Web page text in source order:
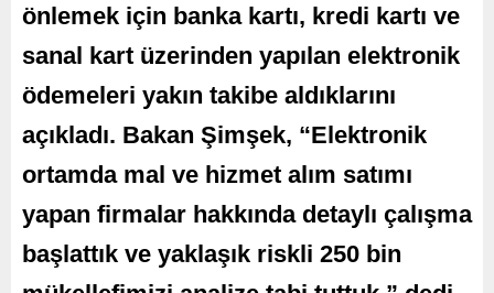
önlemek için banka kartı, kredi kartı ve
sanal kart üzerinden yapılan elektronik
ödemeleri yakın takibe aldıklarını
açıkladı. Bakan Şimşek, “Elektronik
ortamda mal ve hizmet alım satımı
yapan firmalar hakkında detaylı çalışma
başlattık ve yaklaşık riskli 250 bin